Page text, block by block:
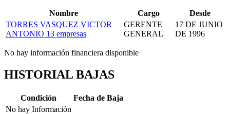
Nombre Cargo
Desde
TORRES VASQUEZ VICTOR
ANTONIO 13 empresas
GERENTE
GENERAL
17 DE JUNIO
DE 1996
No hay información financiera disponible
HISTORIAL BAJAS
Condición
Fecha de Baja
No hay Información